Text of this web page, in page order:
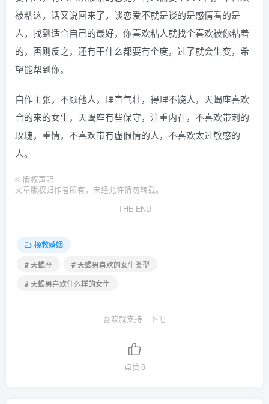
被粘这，话又说回来了，谈恋爱不就是谈的是感情看的是
人，找到适合自己的最好，你喜欢粘人就找个喜欢被你粘着
的，否则反之，还有干什么都要有个度，过了就会生变，希
望能帮到你。
自作主张，不顾他人，理直气壮，得理不饶人，天蝎座喜欢
合的来的女生，天蝎座有些保守，注重内在，不喜欢带刺的
玫瑰，重情，不喜欢带有虚假情的人，不喜欢太过敏感的
人。
© 版权声明
文章版权归作者所有，未经允许请勿转载。
THE END
挽救婚姻
# 天蝎座
# 天蝎男喜欢的女生类型
# 天蝎男喜欢什么样的女生
喜欢就支持一下吧
点赞0